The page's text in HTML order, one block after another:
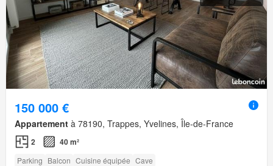
150 000 €
Appartement à 78190, Trappes, Yvelines, Île-de-France
2 40 m²
Parking Balcon Cuisine équipée Cave